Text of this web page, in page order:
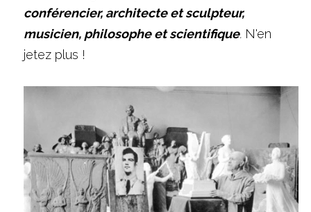
conférencier, architecte et sculpteur,
musicien, philosophe et scientifique. N'en
jetez plus !